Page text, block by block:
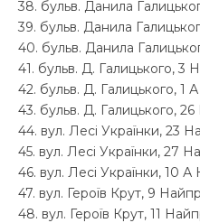
38. бульв. Данила
39. бульв. Данила
40. бульв. Данила
41. бульв. Д. Галицького, 3
42. бульв. Д. Галицького, 1
43. бульв. Д. Галицького,
44. вул. Лесі Українки, 23
45. вул. Лесі Українки, 27
46. вул. Лесі Українки, 10
47. вул. Героїв Крут, 9
48. вул. Героїв Крут, 11